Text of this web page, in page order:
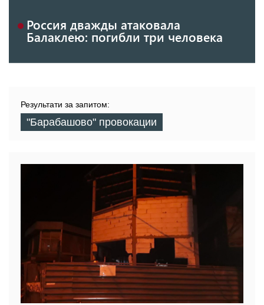
Россия дважды атаковала
Балаклею: погибли три человека
Результати за запитом:
"Барабашово" провокации